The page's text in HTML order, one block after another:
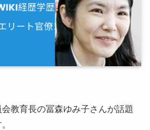
教育長の冨森ゆみ子さんが話題